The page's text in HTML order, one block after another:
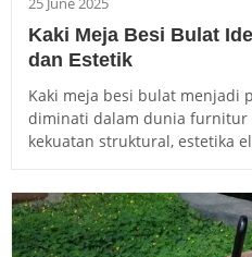
Kaki Meja Besi Bulat
dan Estetik
Kaki meja besi bulat menjadi
diminati dalam dunia furnitur
kekuatan struktural, estetika